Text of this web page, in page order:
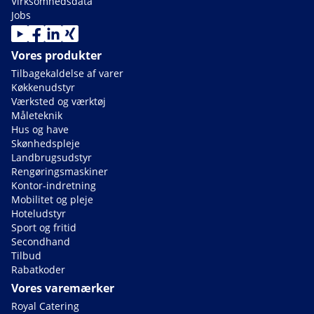
Jobs
Vores produkter
Tilbagekaldelse af varer
Køkkenudstyr
Værksted og værktøj
Måleteknik
Hus og have
Skønhedspleje
Landbrugsudstyr
Rengøringsmaskiner
Kontor-indretning
Mobilitet og pleje
Hoteludstyr
Sport og fritid
Secondhand
Tilbud
Rabatkoder
Vores varemærker
Royal Catering